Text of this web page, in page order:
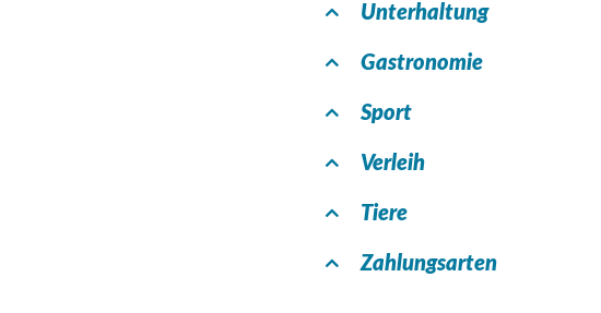
Unterhaltung
Gastronomie
Sport
Verleih
Tiere
Zahlungsarten